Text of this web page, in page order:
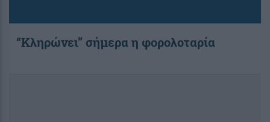
“Κληρώνει” σήμερα η φορολοταρία